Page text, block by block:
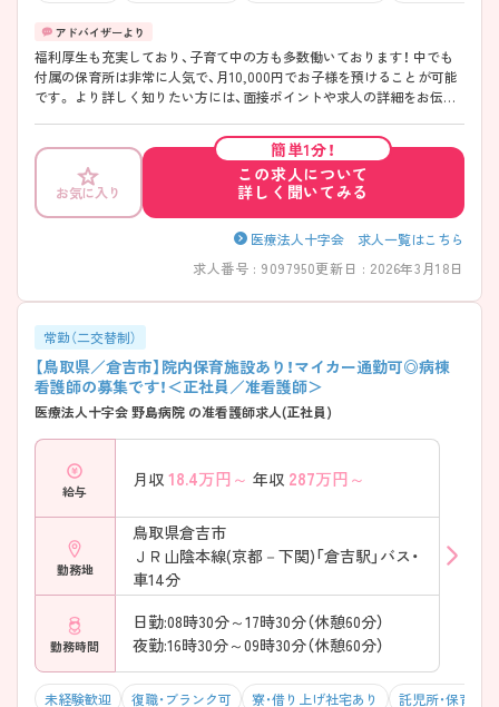
福利厚生も充実しており、子育て中の方も多数働いております！ 中でも
付属の保育所は非常に人気で、月10,000円でお子様を預けることが可能
です。 より詳しく知りたい方には、面接ポイントや求人の詳細をお伝え
お気に入り
簡単1分！
この求人について
詳しく聞いてみる
医療法人十字会 求人一覧はこちら
求人番号 : 9097950更新日 : 2026年3月18日
常勤（二交替制）
【鳥取県／倉吉市】院内保育施設あり！マイカー通勤可◎病棟
看護師の募集です！＜正社員／准看護師＞
医療法人十字会 野島病院 の准看護師求人(正社員)
給与
月収 18.4万円～ 年収 287万円～
勤務地
鳥取県倉吉市
ＪＲ山陰本線(京都－下関)「倉吉駅」バス・
車14分
勤務時間
日勤:08時30分～17時30分（休憩60分）
夜勤:16時30分～09時30分（休憩60分）
未経験歓迎 復職・ブランク可 寮・借り上げ社宅あり 託児所・保育支